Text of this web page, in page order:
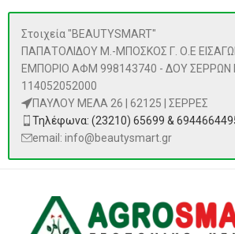
Στοιχεία "BEAUTYSMART"
ΠΑΠΑΤΟΛΙΔΟΥ Μ.-ΜΠΟΣΚΟΣ Γ. Ο.Ε
ΕΜΠΟΡΙΟ ΑΦΜ 998143740 - ΔΟΥ ΣΕΡΡΩΝ
114052052000
ΠΑΥΛΟΥ ΜΕΛΑ 26 | 62125 | ΣΕΡΡΕΣ
Τηλέφωνα: (23210) 65699 &
email: info@beautysmart.gr